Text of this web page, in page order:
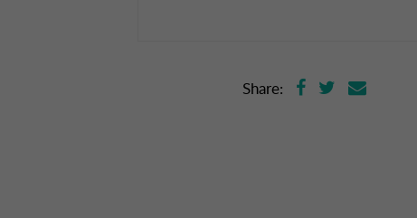
Share: